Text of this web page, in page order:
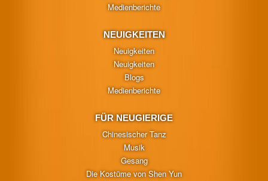
Medienberichte
NEUIGKEITEN
Neuigkeiten
Neuigkeiten
Blogs
Medienberichte
FÜR NEUGIERIGE
Chinesischer Tanz
Musik
Gesang
Die Kostüme von Shen Yun